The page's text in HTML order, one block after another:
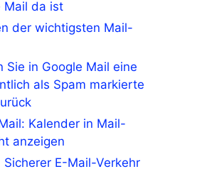
Mail da ist
der wichtigsten Mail-
Sie in Google Mail eine
als Spam markierte
Kalender in Mail-
anzeigen
Sicherer E-Mail-Verkehr